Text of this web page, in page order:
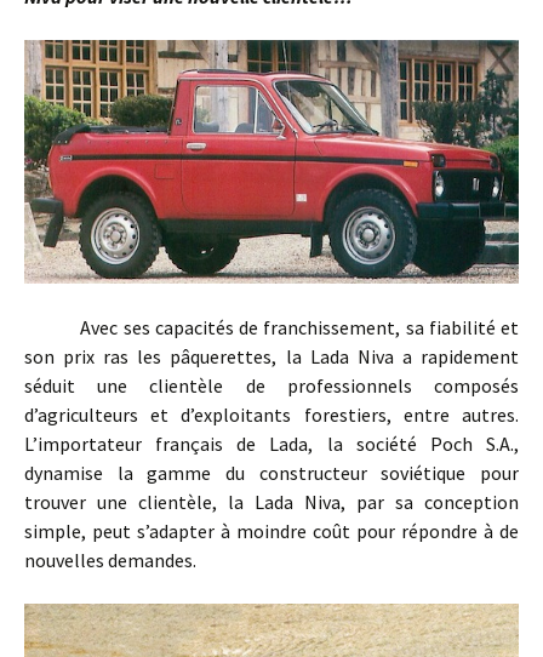
Avec ses capacités de franchissement, sa fiabilité et
son prix ras les pâquerettes, la Lada Niva a rapidement
séduit une clientèle de professionnels composés
d’agriculteurs et d’exploitants forestiers, entre autres.
L’importateur français de Lada, la société Poch S.A.,
dynamise la gamme du constructeur soviétique pour
trouver une clientèle, la Lada Niva, par sa conception
simple, peut s’adapter à moindre coût pour répondre à de
nouvelles demandes.